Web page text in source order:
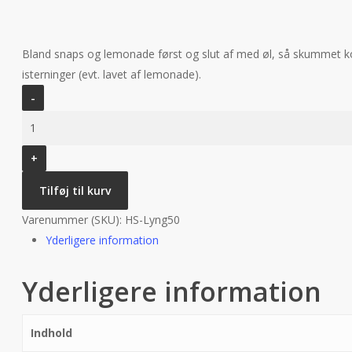
Bland snaps og lemonade først og slut af med øl, så skummet
isterninger (evt. lavet af lemonade).
Skov
snaps
-
50
cl
38%
antal
Tilføj til kurv
Varenummer (SKU): HS-Lyng50
Yderligere information
Yderligere information
Indhold